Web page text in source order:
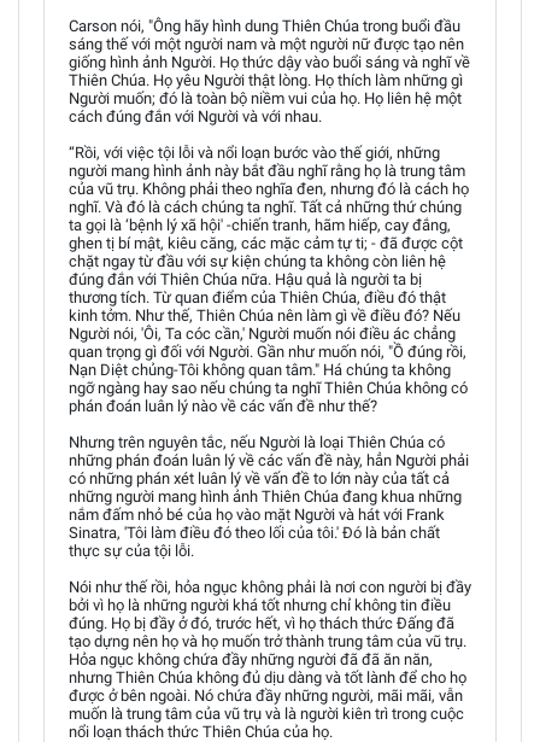
Carson nói, "Ông hãy hình dung Thiên Chúa trong buổi đầu
sáng thế với một người nam và một người nữ được tạo nên
giống hình ảnh Người. Họ thức dậy vào buổi sáng và nghĩ về
Thiên Chúa. Họ yêu Người thật lòng. Họ thích làm những gì
Người muốn; đó là toàn bộ niềm vui của họ. Họ liên hệ một
cách đúng đắn với Người và với nhau.
“Rồi, với việc tội lỗi và nổi loạn bước vào thế giới, những
người mang hình ảnh này bắt đầu nghĩ rằng họ là trung tâm
của vũ trụ. Không phải theo nghĩa đen, nhưng đó là cách họ
nghĩ. Và đó là cách chúng ta nghĩ. Tất cả những thứ chúng
ta gọi là ‘bệnh lý xã hội' -chiến tranh, hãm hiếp, cay đắng,
ghen tị bí mật, kiêu căng, các mặc cảm tự ti; - đã được cột
chặt ngay từ đầu với sự kiện chúng ta không còn liên hệ
đúng đắn với Thiên Chúa nữa. Hậu quả là người ta bị
thương tích. Từ quan điểm của Thiên Chúa, điều đó thật
kinh tởm. Như thế, Thiên Chúa nên làm gì về điều đó? Nếu
Người nói, 'Ôi, Ta cóc cần,' Người muốn nói điều ác chẳng
quan trọng gì đối với Người. Gần như muốn nói, "Ồ đúng rồi,
Nạn Diệt chủng-Tôi không quan tâm." Há chúng ta không
ngỡ ngàng hay sao nếu chúng ta nghĩ Thiên Chúa không có
phán đoán luân lý nào về các vấn đề như thế?
Nhưng trên nguyên tắc, nếu Người là loại Thiên Chúa có
những phán đoán luân lý về các vấn đề này, hẳn Người phải
có những phán xét luân lý về vấn đề to lớn này của tất cả
những người mang hình ảnh Thiên Chúa đang khua những
nắm đấm nhỏ bé của họ vào mặt Người và hát với Frank
Sinatra, 'Tôi làm điều đó theo lối của tôi.' Đó là bản chất
thực sự của tội lỗi.
Nói như thế rồi, hỏa ngục không phải là nơi con người bị đầy
bởi vì họ là những người khá tốt nhưng chỉ không tin điều
đúng. Họ bị đầy ở đó, trước hết, vì họ thách thức Đấng đã
tạo dựng nên họ và họ muốn trở thành trung tâm của vũ trụ.
Hỏa ngục không chứa đầy những người đã đã ăn năn,
nhưng Thiên Chúa không đủ dịu dàng và tốt lành để cho họ
được ở bên ngoài. Nó chứa đầy những người, mãi mãi, vẫn
muốn là trung tâm của vũ trụ và là người kiên trì trong cuộc
nổi loạn thách thức Thiên Chúa của họ.